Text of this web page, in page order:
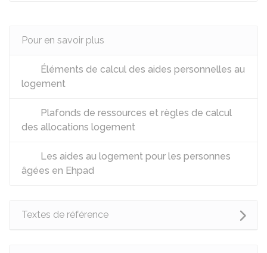
Pour en savoir plus
Éléments de calcul des aides personnelles au
logement
Plafonds de ressources et règles de calcul
des allocations logement
Les aides au logement pour les personnes
âgées en Ehpad
Textes de référence